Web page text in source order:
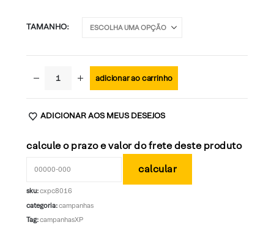
TAMANHO
adicionar ao carrinho
ADICIONAR AOS MEUS DESEJOS
calcule o prazo e valor do frete deste produto
sku:cxpc8016
categoria:campanhas
Tag:campanhasXP